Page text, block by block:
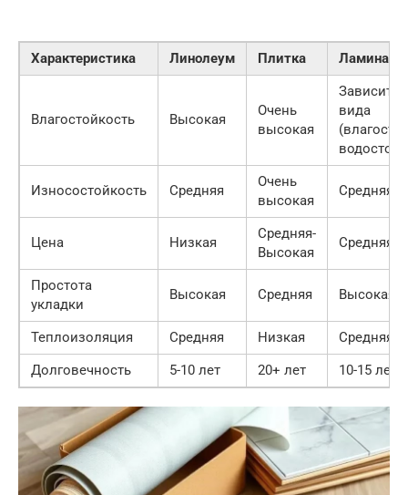
Характеристика Линолеум Плитка Ламинат
Влагостойкость Высокая
Очень
высокая
Зависит
вида
Износостойкость Средняя
Очень
высокая
Средняя
Цена Низкая
Средняя-
Высокая
Средняя
Простота
укладки
Высокая Средняя Высокая
Теплоизоляция Средняя Низкая
Средняя
Долговечность
5-10 лет 20+ лет 10-15 лет